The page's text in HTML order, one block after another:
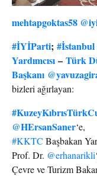
mehtapgoktas58
#İYİParti; #İstanbul
Yardımcısı – Türk
Başkanı
bizleri ağırlayan:
@HErsanSaner‘e,
#KKTC Başbakan
Prof. Dr. @erhanarikli
Çevre ve Turizm